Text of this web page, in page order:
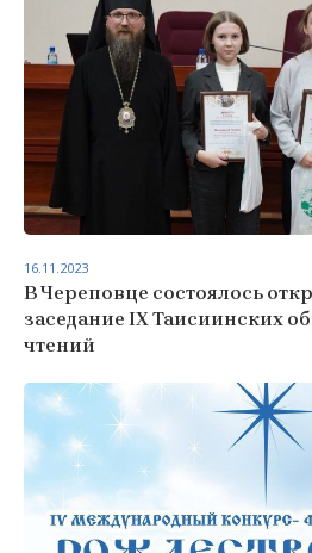
В Череповце состоялось
заседание IX Таисиинских
чтений
16.11.2023